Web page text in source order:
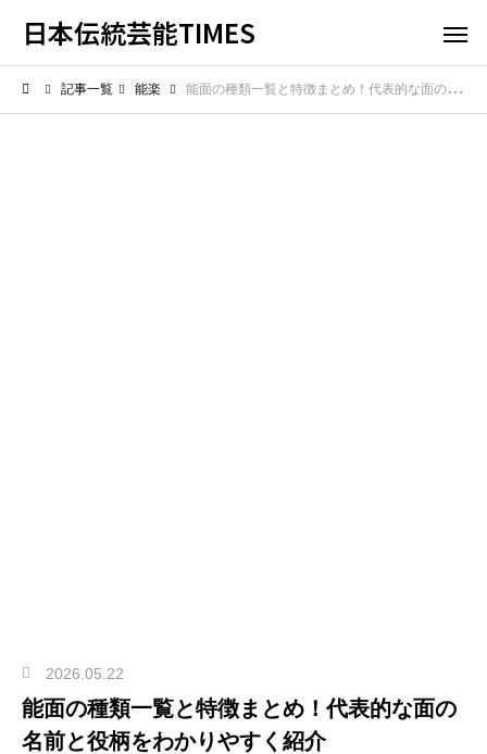
日本伝統芸能TIMES
記事一覧 能楽 能面の種類一覧と特徴まとめ！代表的な面の名前と役柄をわかりやすく紹介
2026.05.22
能面の種類一覧と特徴まとめ！代表的な面の
名前と役柄をわかりやすく紹介